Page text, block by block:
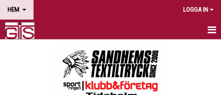
HEM LOGGA IN